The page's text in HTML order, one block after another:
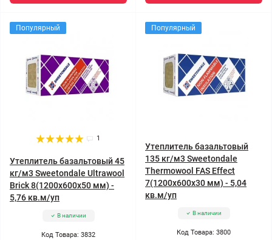
Популярный
1
Утеплитель базальтовый 45
кг/м3 Sweetondale Ultrawool
Brick 8(1200x600x50 мм) -
5,76 кв.м/уп
В наличии
Код Товара: 3832
Популярный
Утеплитель базальтовый
135 кг/м3 Sweetondale
Thermowool FAS Effect
7(1200x600x30 мм) - 5,04
кв.м/уп
В наличии
Код Товара: 3800